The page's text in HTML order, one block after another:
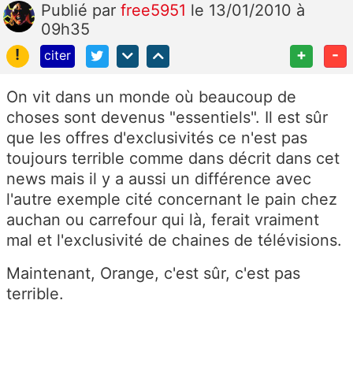
Publié par free5951 le 13/01/2010 à
09h35
!
citer + -
On vit dans un monde où beaucoup de
choses sont devenus "essentiels". Il est sûr
que les offres d'exclusivités ce n'est pas
toujours terrible comme dans décrit dans cet
news mais il y a aussi un différence avec
l'autre exemple cité concernant le pain chez
auchan ou carrefour qui là, ferait vraiment
mal et l'exclusivité de chaines de télévisions.
Maintenant, Orange, c'est sûr, c'est pas
terrible.